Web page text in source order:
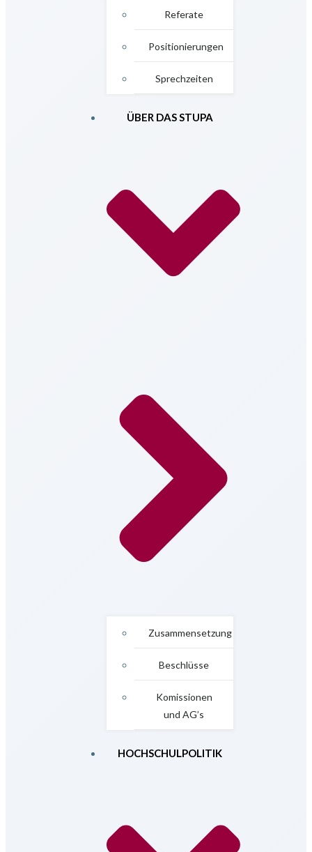
Referate
Positionierungen
Sprechzeiten
ÜBER DAS STUPA
Zusammensetzung
Beschlüsse
Komissionen
und AG’s
HOCHSCHULPOLITIK